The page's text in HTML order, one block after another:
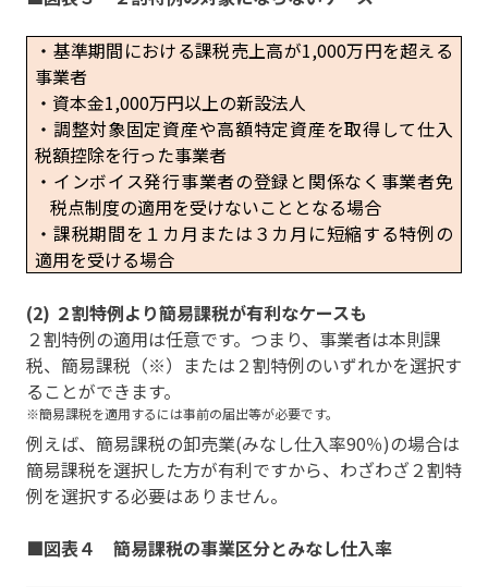
・基準期間における課税売上高が1,000万円を超える
事業者
・資本金1,000万円以上の新設法人
・調整対象固定資産や高額特定資産を取得して仕入
税額控除を行った事業者
・インボイス発行事業者の登録と関係なく事業者免
税点制度の適用を受けないこととなる場合
・課税期間を１カ月または３カ月に短縮する特例の
適用を受ける場合
(2) ２割特例より簡易課税が有利なケースも
２割特例の適用は任意です。つまり、事業者は本則課
税、簡易課税（※）または２割特例のいずれかを選択す
ることができます。
※簡易課税を適用するには事前の届出等が必要です。
例えば、簡易課税の卸売業(みなし仕入率90％)の場合は
簡易課税を選択した方が有利ですから、わざわざ２割特
例を選択する必要はありません。
■図表４ 簡易課税の事業区分とみなし仕入率